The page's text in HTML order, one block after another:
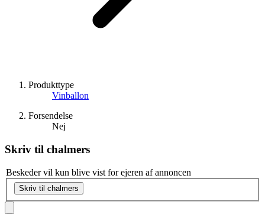
Produkttype
Vinballon
Forsendelse
Nej
Skriv til chalmers
Beskeder vil kun blive vist for ejeren af annoncen
Skriv til chalmers